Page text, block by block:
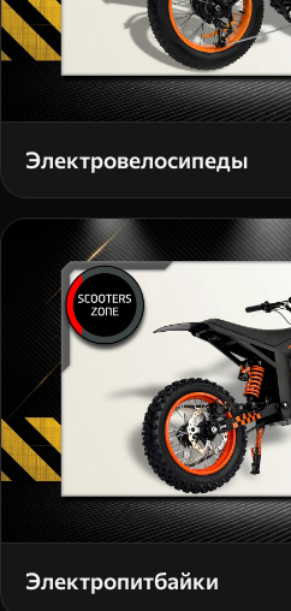
Электровелосипеды
Электропитбайки